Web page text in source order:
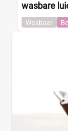
wasbare
Wasbaar